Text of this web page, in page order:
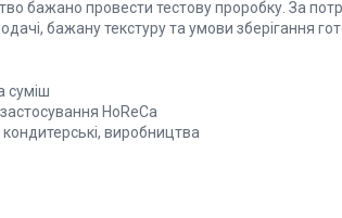
бажано провести тестову проробку. За
бажану текстуру та умови зберігання
суміш
HoReCa
кондитерські, виробництва